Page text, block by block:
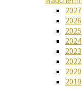
2027
2026
2025
2024
2023
2022
2020
2019